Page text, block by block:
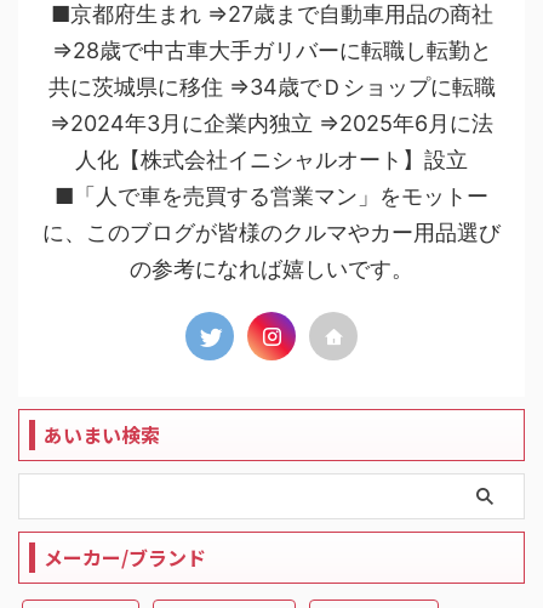
■京都府生まれ ⇒27歳まで自動車用品の商社
⇒28歳で中古車大手ガリバーに転職し転勤と
共に茨城県に移住 ⇒34歳でＤショップに転職
⇒2024年3月に企業内独立 ⇒2025年6月に法
人化【株式会社イニシャルオート】設立
■「人で車を売買する営業マン」をモットー
に、このブログが皆様のクルマやカー用品選び
の参考になれば嬉しいです。
あいまい検索
メーカー/ブランド